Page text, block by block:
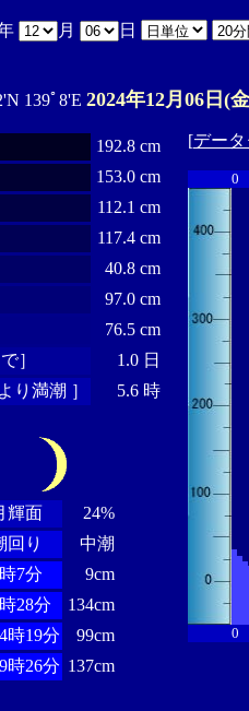
月 日
139ﾟ8'E 2024年12月06日(
192.8 cm
153.0 cm
112.1 cm
117.4 cm
40.8 cm
97.0 cm
76.5 cm
］
1.0 日
り満潮 ］
5.6 時
輝面
24%
回り
中潮
7分
9cm
28分
134cm
時19分
99cm
時26分 137cm
[デー
0
0